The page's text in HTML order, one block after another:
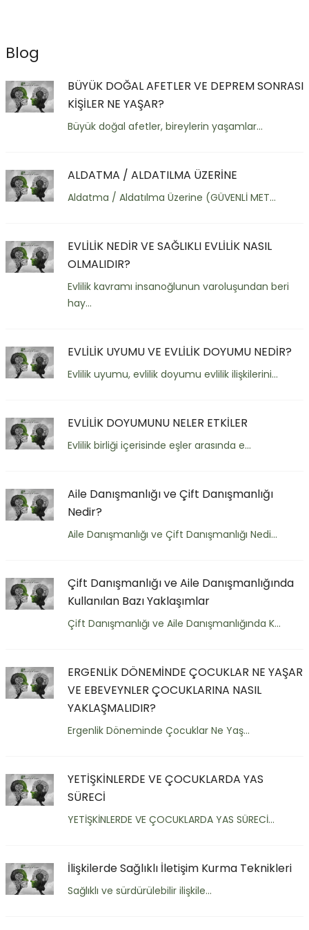
Blog
BÜYÜK DOĞAL AFETLER VE DEPREM SONRASI
KİŞİLER NE YAŞAR?
Büyük doğal afetler, bireylerin yaşamlar...
ALDATMA / ALDATILMA ÜZERİNE
Aldatma / Aldatılma Üzerine (GÜVENLİ MET...
EVLİLİK NEDİR VE SAĞLIKLI EVLİLİK NASIL
OLMALIDIR?
Evlilik kavramı insanoğlunun varoluşundan beri
hay...
EVLİLİK UYUMU VE EVLİLİK DOYUMU NEDİR?
Evlilik uyumu, evlilik doyumu evlilik ilişkilerini...
EVLİLİK DOYUMUNU NELER ETKİLER
Evlilik birliği içerisinde eşler arasında e...
Aile Danışmanlığı ve Çift Danışmanlığı
Nedir?
Aile Danışmanlığı ve Çift Danışmanlığı Nedi...
Çift Danışmanlığı ve Aile Danışmanlığında
Kullanılan Bazı Yaklaşımlar
Çift Danışmanlığı ve Aile Danışmanlığında K...
ERGENLİK DÖNEMİNDE ÇOCUKLAR NE YAŞAR
VE EBEVEYNLER ÇOCUKLARINA NASIL
YAKLAŞMALIDIR?
Ergenlik Döneminde Çocuklar Ne Yaş...
YETİŞKİNLERDE VE ÇOCUKLARDA YAS
SÜRECİ
YETİŞKİNLERDE VE ÇOCUKLARDA YAS SÜRECİ...
İlişkilerde Sağlıklı İletişim Kurma Teknikleri
Sağlıklı ve sürdürülebilir ilişkile...